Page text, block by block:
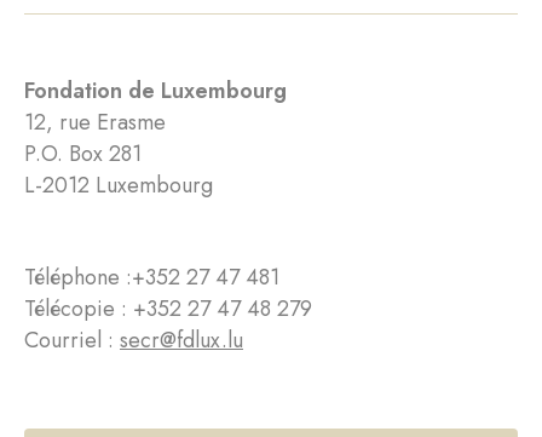
Fondation de Luxembourg
12, rue Erasme
P.O. Box 281
L-2012 Luxembourg
Téléphone :+352 27 47 481
Télécopie : +352 27 47 48 279
Courriel : secr@fdlux.lu